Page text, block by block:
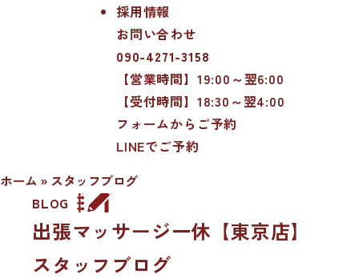
採用情報
お問い合わせ
090-4271-3158
【営業時間】19:00～翌6:00
【受付時間】18:30～翌4:00
フォームからご予約
LINEでご予約
ホーム » スタッフブログ
BLOG
出張マッサージ一休【東京店】
スタッフブログ